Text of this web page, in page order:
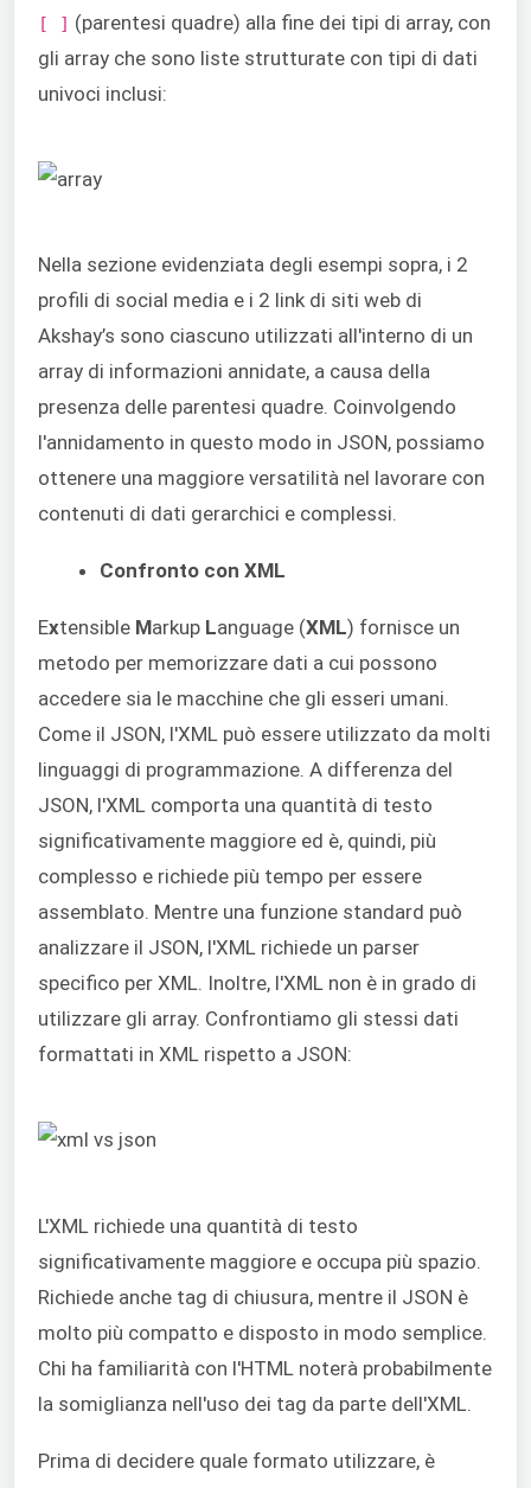
[ ] (parentesi quadre) alla fine dei tipi di array, con
gli array che sono liste strutturate con tipi di dati
univoci inclusi:
Nella sezione evidenziata degli esempi sopra, i 2
profili di social media e i 2 link di siti web di
Akshay’s sono ciascuno utilizzati all'interno di un
array di informazioni annidate, a causa della
presenza delle parentesi quadre. Coinvolgendo
l'annidamento in questo modo in JSON, possiamo
ottenere una maggiore versatilità nel lavorare con
contenuti di dati gerarchici e complessi.
Confronto con XML
Extensible Markup Language (XML) fornisce un
metodo per memorizzare dati a cui possono
accedere sia le macchine che gli esseri umani.
Come il JSON, l'XML può essere utilizzato da molti
linguaggi di programmazione. A differenza del
JSON, l'XML comporta una quantità di testo
significativamente maggiore ed è, quindi, più
complesso e richiede più tempo per essere
assemblato. Mentre una funzione standard può
analizzare il JSON, l'XML richiede un parser
specifico per XML. Inoltre, l'XML non è in grado di
utilizzare gli array. Confrontiamo gli stessi dati
formattati in XML rispetto a JSON:
L'XML richiede una quantità di testo
significativamente maggiore e occupa più spazio.
Richiede anche tag di chiusura, mentre il JSON è
molto più compatto e disposto in modo semplice.
Chi ha familiarità con l'HTML noterà probabilmente
la somiglianza nell'uso dei tag da parte dell'XML.
Prima di decidere quale formato utilizzare, è